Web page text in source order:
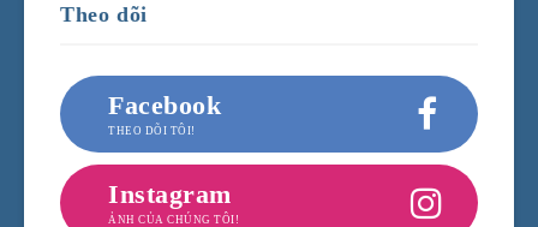
Theo dõi
Facebook
THEO DÕI TÔI!
Instagram
ẢNH CỦA CHÚNG TÔI!